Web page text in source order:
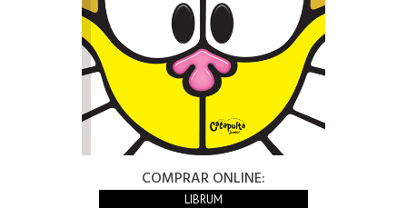
COMPRAR ONLINE:
LIBRUM